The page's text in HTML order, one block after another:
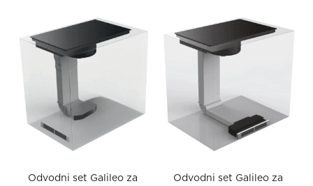
Odvodni set Galileo za Odvodni set Galileo za